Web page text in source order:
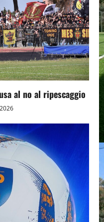
al no al ripescaggio